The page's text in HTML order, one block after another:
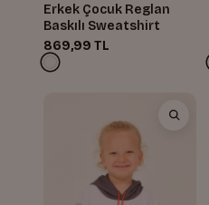
Erkek Çocuk Reglan
Baskılı Sweatshirt
869,99 TL